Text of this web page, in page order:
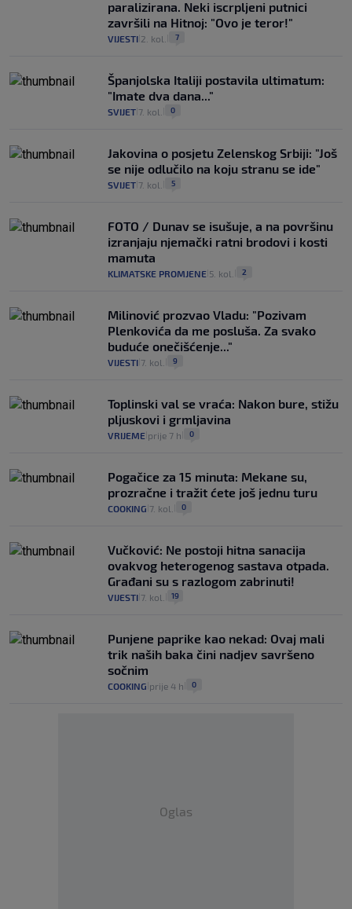
paralizirana. Neki iscrpljeni putnici
završili na Hitnoj: "Ovo je teror!"
VIJESTI 2. kol. 7
Španjolska Italiji postavila ultimatum:
"Imate dva dana..."
SVIJET 7. kol. 0
Jakovina o posjetu Zelenskog Srbiji: "Još
se nije odlučilo na koju stranu se ide"
SVIJET 7. kol. 5
FOTO / Dunav se isušuje, a na površinu
izranjaju njemački ratni brodovi i kosti
mamuta
KLIMATSKE PROMJENE 5. kol. 2
Milinović prozvao Vladu: "Pozivam
Plenkovića da me posluša. Za svako
buduće onečišćenje..."
VIJESTI 7. kol. 9
Toplinski val se vraća: Nakon bure, stižu
pljuskovi i grmljavina
VRIJEME prije 7 h 0
Pogačice za 15 minuta: Mekane su,
prozračne i tražit ćete još jednu turu
COOKING 7. kol. 0
Vučković: Ne postoji hitna sanacija
ovakvog heterogenog sastava otpada.
Građani su s razlogom zabrinuti!
VIJESTI 7. kol. 19
Punjene paprike kao nekad: Ovaj mali
trik naših baka čini nadjev savršeno
sočnim
COOKING prije 4 h 0
Oglas